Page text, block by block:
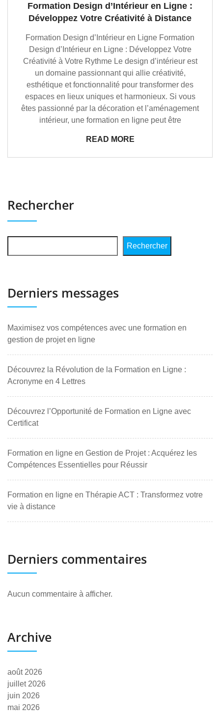
Formation Design d’Intérieur en Ligne :
Développez Votre Créativité à Distance
Formation Design d’Intérieur en Ligne Formation
Design d’Intérieur en Ligne : Développez Votre
Créativité à Votre Rythme Le design d’intérieur est
un domaine passionnant qui allie créativité,
esthétique et fonctionnalité pour transformer des
espaces en lieux uniques et harmonieux. Si vous
êtes passionné par la décoration et l’aménagement
intérieur, une formation en ligne peut être
READ MORE
Rechercher
Rechercher
Derniers messages
Maximisez vos compétences avec une formation en
gestion de projet en ligne
Découvrez la Révolution de la Formation en Ligne :
Acronyme en 4 Lettres
Découvrez l’Opportunité de Formation en Ligne avec
Certificat
Formation en ligne en Gestion de Projet : Acquérez les
Compétences Essentielles pour Réussir
Formation en ligne en Thérapie ACT : Transformez votre
vie à distance
Derniers commentaires
Aucun commentaire à afficher.
Archive
août 2026
juillet 2026
juin 2026
mai 2026